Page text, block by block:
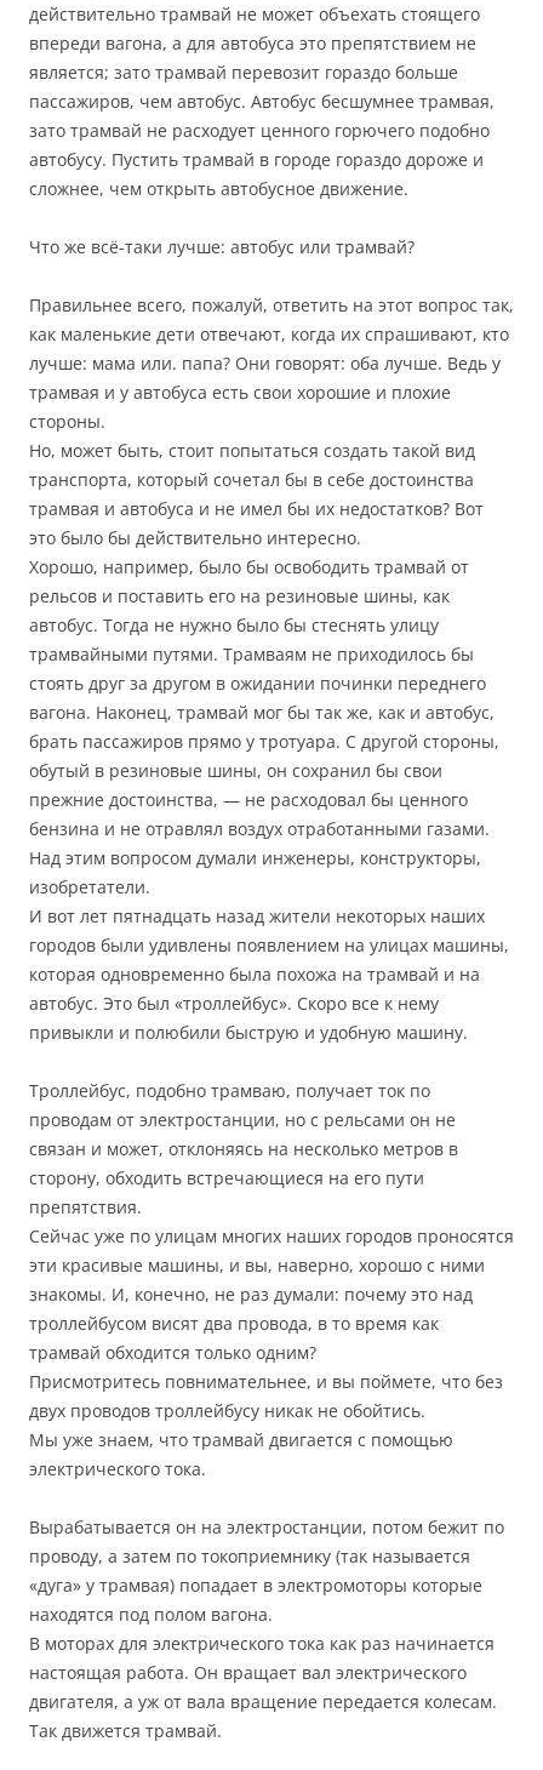
действительно трамвай не может объехать стоящего
впереди вагона, а для автобуса это препятствием не
является; зато трамвай перевозит гораздо больше
пассажиров, чем автобус. Автобус бесшумнее трамвая,
зато трамвай не расходует ценного горючего подобно
автобусу. Пустить трамвай в городе гораздо дороже и
сложнее, чем открыть автобусное движение.
Что же всё-таки лучше: автобус или трамвай?
Правильнее всего, пожалуй, ответить на этот вопрос так,
как маленькие дети отвечают, когда их спрашивают, кто
лучше: мама или. папа? Они говорят: оба лучше. Ведь у
трамвая и у автобуса есть свои хорошие и плохие
стороны.
Но, может быть, стоит попытаться создать такой вид
транспорта, который сочетал бы в себе достоинства
трамвая и автобуса и не имел бы их недостатков? Вот
это было бы действительно интересно.
Хорошо, например, было бы освободить трамвай от
рельсов и поставить его на резиновые шины, как
автобус. Тогда не нужно было бы стеснять улицу
трамвайными путями. Трамваям не приходилось бы
стоять друг за другом в ожидании починки переднего
вагона. Наконец, трамвай мог бы так же, как и автобус,
брать пассажиров прямо у тротуара. С другой стороны,
обутый в резиновые шины, он сохранил бы свои
прежние достоинства, — не расходовал бы ценного
бензина и не отравлял воздух отработанными газами.
Над этим вопросом думали инженеры, конструкторы,
изобретатели.
И вот лет пятнадцать назад жители некоторых наших
городов были удивлены появлением на улицах машины,
которая одновременно была похожа на трамвай и на
автобус. Это был «троллейбус». Скоро все к нему
привыкли и полюбили быструю и удобную машину.
Троллейбус, подобно трамваю, получает ток по
проводам от электростанции, но с рельсами он не
связан и может, отклоняясь на несколько метров в
сторону, обходить встречающиеся на его пути
препятствия.
Сейчас уже по улицам многих наших городов проносятся
эти красивые машины, и вы, наверно, хорошо с ними
знакомы. И, конечно, не раз думали: почему это над
троллейбусом висят два провода, в то время как
трамвай обходится только одним?
Присмотритесь повнимательнее, и вы поймете, что без
двух проводов троллейбусу никак не обойтись.
Мы уже знаем, что трамвай двигается с помощью
электрического тока.
Вырабатывается он на электростанции, потом бежит по
проводу, а затем по токоприемнику (так называется
«дуга» у трамвая) попадает в электромоторы которые
находятся под полом вагона.
В моторах для электрического тока как раз начинается
настоящая работа. Он вращает вал электрического
двигателя, а уж от вала вращение передается колесам.
Так движется трамвай.